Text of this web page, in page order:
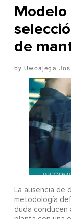
de
Uwoajega
La ausencia de
metodología
duda conducen